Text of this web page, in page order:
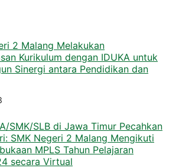
2 Malang Melakukan
Kurikulum dengan IDUKA untuk
Sinergi antara Pendidikan dan
SMK/SLB di Jawa Timur Pecahkan
SMK Negeri 2 Malang Mengikuti
MPLS Tahun Pelajaran
secara Virtual